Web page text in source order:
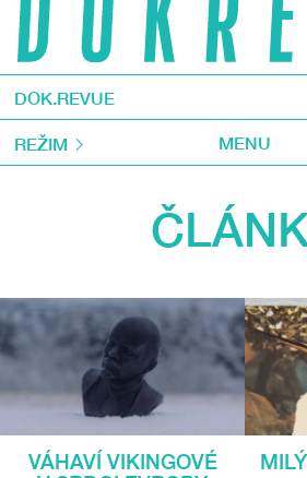
DOK.REVUE
REŽIM MENU
VÁHAVÍ VIKINGOVÉ